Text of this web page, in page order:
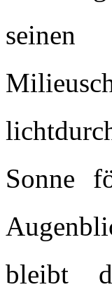
Sonne
bleibt